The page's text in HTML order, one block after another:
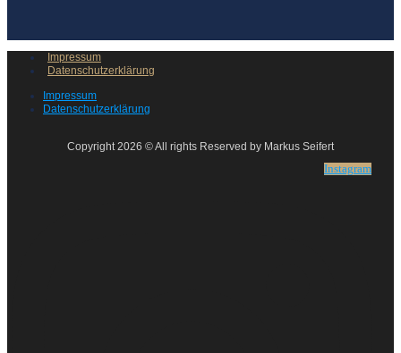
Impressum
Datenschutzerklärung
Impressum
Datenschutzerklärung
Copyright 2026 © All rights Reserved by Markus Seifert
Instagram